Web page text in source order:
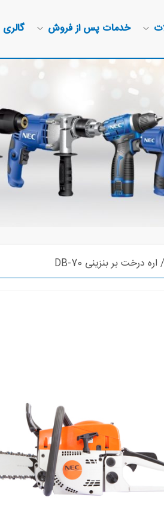
خدمات پس از فروش گالری
/ اره درخت بر بنزینی DB-70